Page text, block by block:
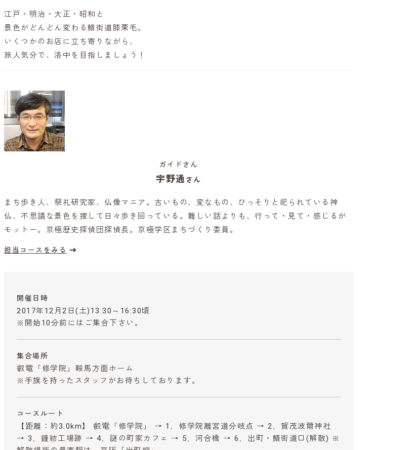
江戸・明治・大正・昭和と
景色がどんどん変わる鯖街道膝栗毛。
いくつかのお店に立ち寄りながら、
旅人気分で、洛中を目指しましょう！
ガイドさん
宇野通 さん
まち歩き人、祭礼研究家、仏像マニア。古いもの、変なもの、ひっそりと祀られている神
仏、不思議な景色を捜して日々歩き回っている。難しい話よりも、行って・見て・感じるが
モットー。京極歴史探偵団探偵長。京極学区まちづくり委員。
担当コースをみる
開催日時
2017年12月2日(土)13:30～16:30頃
※開始10分前にはご集合下さい。
集合場所
叡電「修学院」鞍馬方面ホーム
※手旗を持ったスタッフがお待ちしております。
コースルート
【距離：約3.0km】 叡電「修学院」 → 1．修学院離宮道分岐点 → 2．賀茂波爾神社
→ 3．鐘紡工場跡 → 4．謎の町家カフェ → 5．河合橋 → 6．出町・鯖街道口(解散) ※